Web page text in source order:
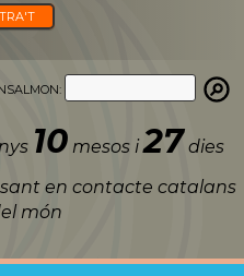
10 mesos i27 dies
en contacte catalans
món